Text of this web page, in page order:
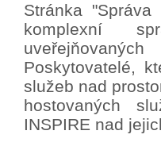
Stránka
komplexní
Poskytovatelé,
služeb nad
hostovaných
INSPIRE nad